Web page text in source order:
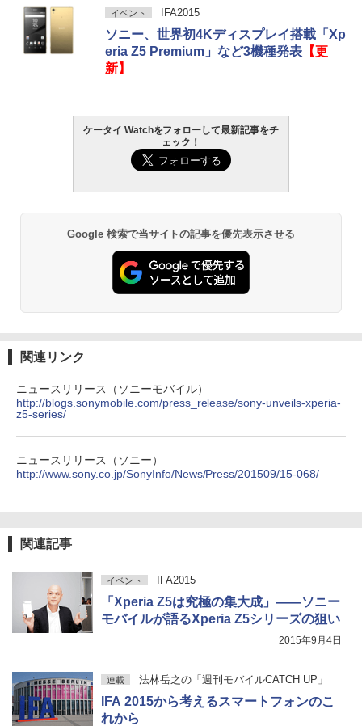
イベント IFA2015
ソニー、世界初4Kディスプレイ搭載「Xp
eria Z5 Premium」など3機種発表【更
新】
ケータイ Watchをフォローして最新記事をチ
ェック！
Google 検索で当サイトの記事を優先表示させる
関連リンク
ニュースリリース（ソニーモバイル）
http://blogs.sonymobile.com/press_release/sony-unveils-xperia-
z5-series/
ニュースリリース（ソニー）
http://www.sony.co.jp/SonyInfo/News/Press/201509/15-068/
関連記事
イベント IFA2015
「Xperia Z5は究極の集大成」――ソニー
モバイルが語るXperia Z5シリーズの狙い
2015年9月4日
連載 法林岳之の「週刊モバイルCATCH UP」
IFA 2015から考えるスマートフォンのこ
れから